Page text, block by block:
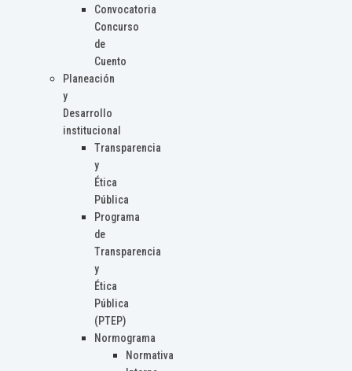
Convocatoria
Concurso
de
Cuento
Planeación
y
Desarrollo
institucional
Transparencia
y
Ética
Pública
Programa
de
Transparencia
y
Ética
Pública
(PTEP)
Normograma
Normativa